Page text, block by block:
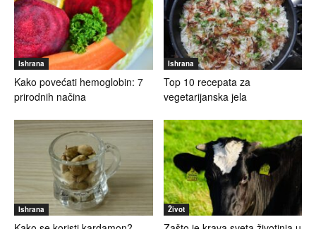
Ishrana
Kako povećati hemoglobin: 7
prirodnih načina
Ishrana
Top 10 recepata za
vegetarijanska jela
Ishrana Život